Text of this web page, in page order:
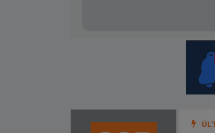
un camión con hidrogrúa con fondos propios